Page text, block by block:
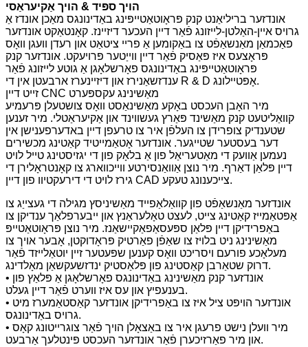
הויך ספּיד & הויך אַקיעראַסי
אונדזער בריליאַנט קנק פּראָוטאַטייפּינג באַדינונגס מאַכן אונדז אַ
גרויס איין-האַלטן-לייזונג פֿאַר דיין העכער דיזיינז. קאָנטאַקט אונדזער
פאַכמאַן מאַנשאַפֿט צו באַקומען אַ פריי ציטאַט און רעדן וועגן וואָס
פּראָצעס איז פּאַסיק פֿאַר דיין ווייַטער פּרויעקט. אונדזער קנק
פּראָוטאַטייפּינג באַדינונגס פאָרשלאָגן אַ גוטע לייזונג פֿאַר
ענדזשאַנירז און דיזיינערז ארבעטן אין די R & D אָפּטיילונג.
זייט דיין CNC מאַשינינג עקספּערט
מיר האָבן העכסט באָקע מאַשינאַסט וואָס צושטעלן פּרעמיע
קוואַליטעט קנק מאַשינד פּאַרץ געשווינד און אַקיעראַטלי. מיר זענען
שטענדיק צופרידן צו העלפֿן איר צו טרעפן דיין באדערפענישן אין
דער בעסטער שטייגער. אונדזער אָטאַמייטיד קאַטינג מכשירים
נעמען אַוועק די מאַטעריאַל פון אַ בלאָק פון די יגזיסטינג טייל לויט
דיין פּלאַן דאַרף. מיר נוצן אַוואַנסירטע ווייכווארג צו קאָנטראָלירן די
גירז לויט די דירעקטיוו פון דיין CAD צייכענונג טעקע.
אונדזער מאַנשאַפֿט פון קוואַלאַפייד מאַשיניסץ מגילה די געצייַג צו
אַפּטאַמייז קאַטינג צייט, לעצט טאָלעראַנץ און ייבערפלאַך ענדיקן צו
באַפרידיקן דיין פּלאַן ספּעסאַפאַקיישאַנז. מיר נוצן פּראָוטאַטייפּ
מאַשינינג ניט בלויז צו שאַפֿן פאַרטיק פּראָדוקטן, אָבער אויך צו
מעלאָכע פורעם ויסריכט וואָס קענען שפּעטער זיין יוטאַלייזד פֿאַר
דרוק שטאַרבן קאַסטינג פון פּלאַסטיק ינדזשעקשאַן מאָלדינג.
• אונדזער קנק מאַשינינג באַדינונגס פאָרשלאָגן אַ פּלאַץ פון
בענעפיץ און עס איז ווערט פֿאַר דיין געלט.
• אונדזער הויפּט ציל איז צו באַפרידיקן אונדזער קאַסטאַמערז מיט
גרויס באַדינונגס.
• מיר וועלן נישט פרעגן איר צו באַצאָלן הויך פֿאַר צוגרייטונג קאָס
און מיר פאַרזיכערן פֿאַר אונדזער העכסט פּינטלעך אַרבעט.